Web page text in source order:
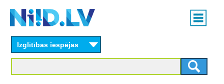
content
Main
menu
Izglītības iespējas